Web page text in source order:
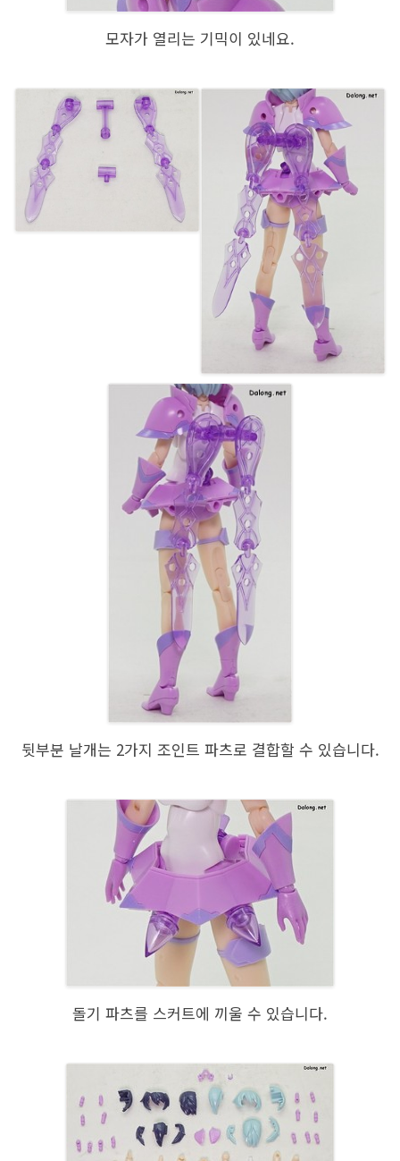
모자가 열리는 기믹이 있네요.
뒷부분 날개는 2가지 조인트 파츠로 결합할 수 있습니다.
돌기 파츠를 스커트에 끼울 수 있습니다.